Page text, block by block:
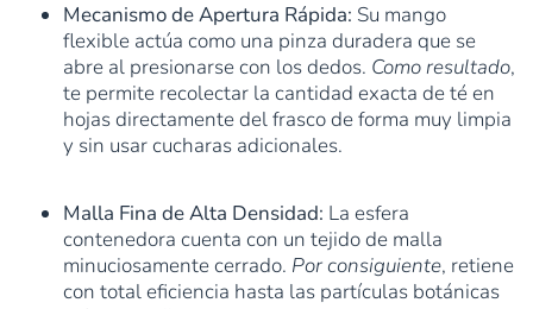
Mecanismo de Apertura Rápida: Su mango
flexible actúa como una pinza duradera que se
abre al presionarse con los dedos. Como resultado,
te permite recolectar la cantidad exacta de té en
hojas directamente del frasco de forma muy limpia
y sin usar cucharas adicionales.
Malla Fina de Alta Densidad: La esfera
contenedora cuenta con un tejido de malla
minuciosamente cerrado. Por consiguiente, retiene
con total eficiencia hasta las partículas botánicas